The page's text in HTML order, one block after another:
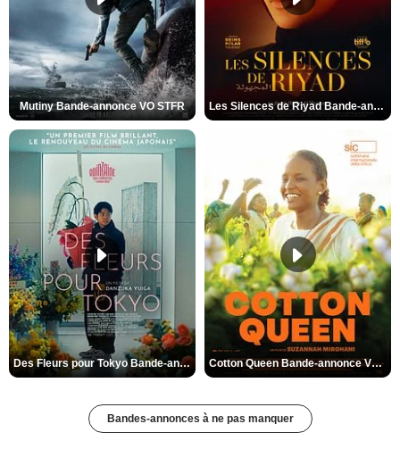
Mutiny Bande-annonce VO STFR Les Silences de Riyad Bande-annonce VO STFR
Des Fleurs pour Tokyo Bande-annonce VO STFR Cotton Queen Bande-annonce VO STFR
Bandes-annonces à ne pas manquer